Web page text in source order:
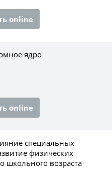
online
ядро
online
специальных
физических
школьного возраста